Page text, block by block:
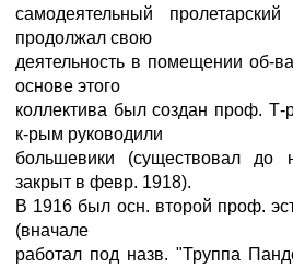
самодеятельный
продолжал свою
деятельность в помещении об-
основе этого
коллектива был создан проф. Т-
к-рым руководили
большевики (существовал до
закрыт в февр. 1918).
В 1916 был осн. второй проф.
(вначале
работал под назв. "Труппа